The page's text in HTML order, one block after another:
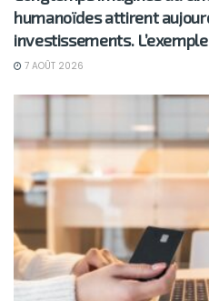
humanoïdes attirent
investissements.
7 AOÛT 2026